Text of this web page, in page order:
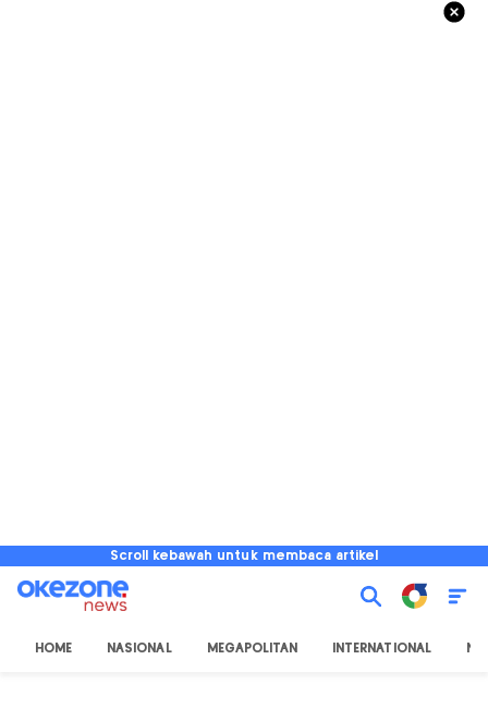
Scroll kebawah untuk membaca artikel
HOME NASIONAL MEGAPOLITAN INTERNATIONAL